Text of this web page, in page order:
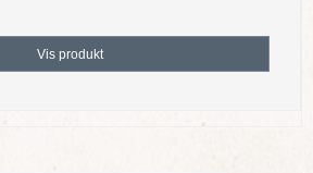
Vis produkt